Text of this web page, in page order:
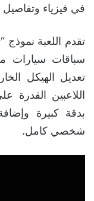
في فيزياء
تقدم اللعبة نموذج
سباقات سيارات
تعديل الهيكل
اللاعبين القدرة
بدقة كبيرة
شخصي كامل.